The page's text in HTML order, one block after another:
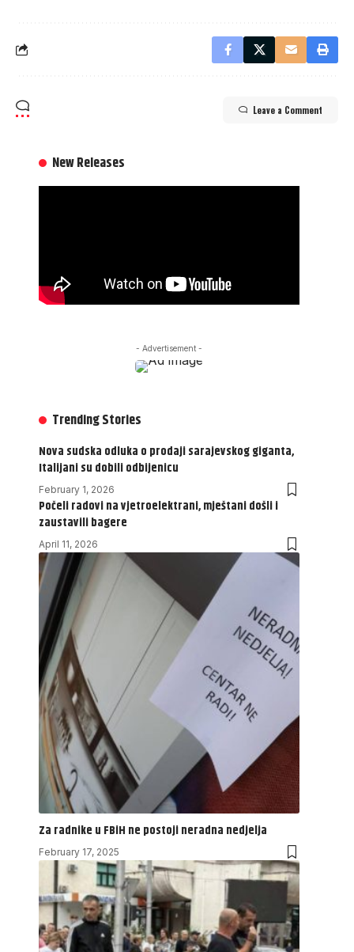
Leave a Comment
New Releases
- Advertisement -
Trending Stories
Nova sudska odluka o prodaji sarajevskog giganta,
Italijani su dobili odbijenicu
February 1, 2026
Počeli radovi na vjetroelektrani, mještani došli i
zaustavili bagere
April 11, 2026
Za radnike u FBiH ne postoji neradna nedjelja
February 17, 2025